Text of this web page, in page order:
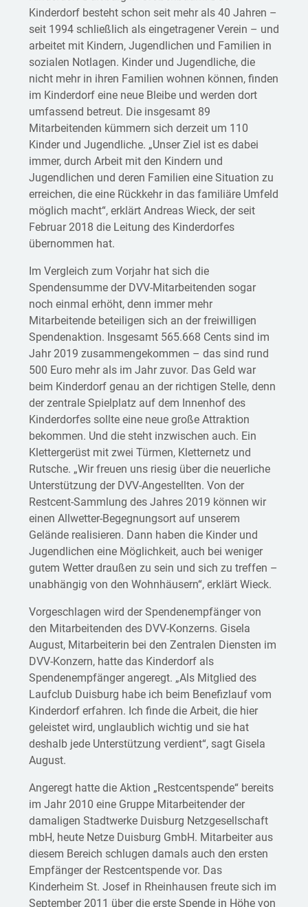
Kinderdorf besteht schon seit mehr als 40 Jahren –
seit 1994 schließlich als eingetragener Verein – und
arbeitet mit Kindern, Jugendlichen und Familien in
sozialen Notlagen. Kinder und Jugendliche, die
nicht mehr in ihren Familien wohnen können, finden
im Kinderdorf eine neue Bleibe und werden dort
umfassend betreut. Die insgesamt 89
Mitarbeitenden kümmern sich derzeit um 110
Kinder und Jugendliche. „Unser Ziel ist es dabei
immer, durch Arbeit mit den Kindern und
Jugendlichen und deren Familien eine Situation zu
erreichen, die eine Rückkehr in das familiäre Umfeld
möglich macht“, erklärt Andreas Wieck, der seit
Februar 2018 die Leitung des Kinderdorfes
übernommen hat.
Im Vergleich zum Vorjahr hat sich die
Spendensumme der DVV-Mitarbeitenden sogar
noch einmal erhöht, denn immer mehr
Mitarbeitende beteiligen sich an der freiwilligen
Spendenaktion. Insgesamt 565.668 Cents sind im
Jahr 2019 zusammengekommen – das sind rund
500 Euro mehr als im Jahr zuvor. Das Geld war
beim Kinderdorf genau an der richtigen Stelle, denn
der zentrale Spielplatz auf dem Innenhof des
Kinderdorfes sollte eine neue große Attraktion
bekommen. Und die steht inzwischen auch. Ein
Klettergerüst mit zwei Türmen, Kletternetz und
Rutsche. „Wir freuen uns riesig über die neuerliche
Unterstützung der DVV-Angestellten. Von der
Restcent-Sammlung des Jahres 2019 können wir
einen Allwetter-Begegnungsort auf unserem
Gelände realisieren. Dann haben die Kinder und
Jugendlichen eine Möglichkeit, auch bei weniger
gutem Wetter draußen zu sein und sich zu treffen –
unabhängig von den Wohnhäusern“, erklärt Wieck.
Vorgeschlagen wird der Spendenempfänger von
den Mitarbeitenden des DVV-Konzerns. Gisela
August, Mitarbeiterin bei den Zentralen Diensten im
DVV-Konzern, hatte das Kinderdorf als
Spendenempfänger angeregt. „Als Mitglied des
Laufclub Duisburg habe ich beim Benefizlauf vom
Kinderdorf erfahren. Ich finde die Arbeit, die hier
geleistet wird, unglaublich wichtig und sie hat
deshalb jede Unterstützung verdient“, sagt Gisela
August.
Angeregt hatte die Aktion „Restcentspende“ bereits
im Jahr 2010 eine Gruppe Mitarbeitender der
damaligen Stadtwerke Duisburg Netzgesellschaft
mbH, heute Netze Duisburg GmbH. Mitarbeiter aus
diesem Bereich schlugen damals auch den ersten
Empfänger der Restcentspende vor. Das
Kinderheim St. Josef in Rheinhausen freute sich im
September 2011 über die erste Spende in Höhe von